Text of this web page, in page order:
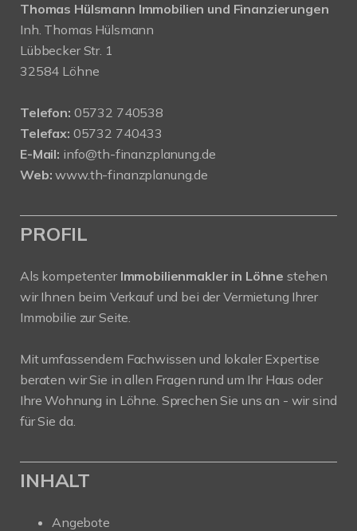
Thomas Hülsmann Immobilien und Finanzierungen
Inh. Thomas Hülsmann
Lübbecker Str. 1
32584 Löhne
Telefon: 05732 740538
Telefax: 05732 740433
E-Mail: info@th-finanzplanung.de
Web: www.th-finanzplanung.de
PROFIL
Als kompetenter Immobilienmakler in Löhne stehen
wir Ihnen beim Verkauf und bei der Vermietung Ihrer
Immobilie zur Seite.
Mit umfassendem Fachwissen und lokaler Expertise
beraten wir Sie in allen Fragen rund um Ihr Haus oder
Ihre Wohnung in Löhne. Sprechen Sie uns an - wir sind
für Sie da.
INHALT
Angebote